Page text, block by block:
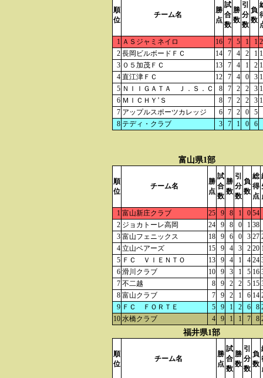
順
位
チーム名
勝
点
試
合
数
勝
数
引
分
数
負
数
1 ＡＳジャミネイロ 16 7 5 1 1
2 長岡ビルボードＦＣ 14 7 4 2 1
3 ０５加茂ＦＣ 13 7 4 1 2
4 直江津ＦＣ 12 7 4 0 3
5 ＮＩＩＧＡＴＡ Ｊ．Ｓ．Ｃ 8 7 2 2 3
6 ＭＩＣＨＹ’Ｓ 8 7 2 2 3
7 アップルスポーツカレッジ 6 7 2 0 5
8 テディ・クラブ 3 7 1 0 6
富山県1部
順
位
チーム名
勝
点
試
合
数
勝
数
引
分
数
負
数
総
得
点
1 富山新庄クラブ 25 9 8 1 0 54
2 ジョカトーレ高岡 24 9 8 0 1 38
3 富山フェニックス 18 9 6 0 3 27
4 立山ベアーズ 15 9 4 3 2 20
5 ＦＣ ＶＩＥＮＴＯ 13 9 4 1 4 24
6 滑川クラブ 10 9 3 1 5 16
7 不二越 8 9 2 2 5 15
8 富山クラブ 7 9 2 1 6 14
9 ＦＣ ＦＯＲＴＥ 5 9 1 2 6 8
10 水橋クラブ 4 9 1 1 7 8
福井県1部
順
位
チーム名
勝
点
試
合
数
勝
数
引
分
数
負
数